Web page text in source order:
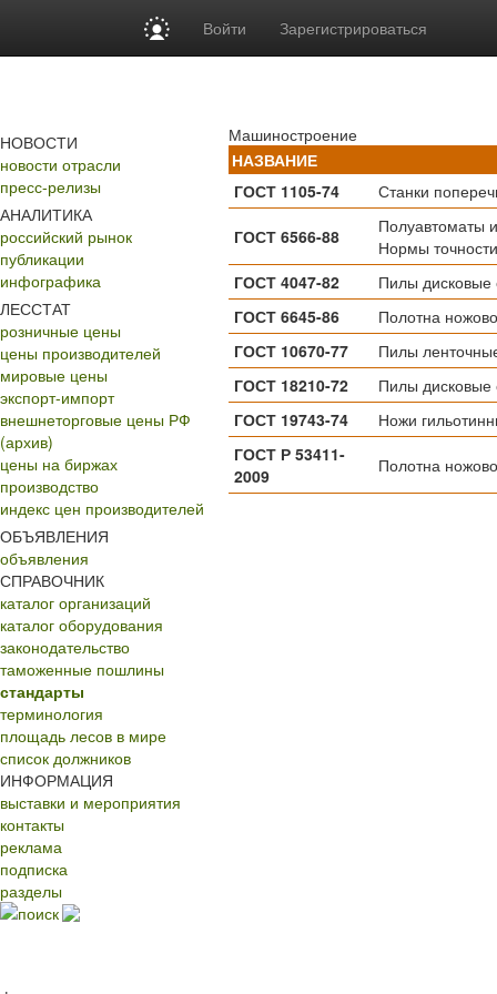
Войти Зарегистрироваться
НОВОСТИ
новости отрасли
пресс-релизы
АНАЛИТИКА
российский рынок
публикации
инфографика
ЛЕССТАТ
розничные цены
цены производителей
мировые цены
экспорт-импорт
внешнеторговые цены РФ
(архив)
цены на биржах
производство
индекс цен производителей
ОБЪЯВЛЕНИЯ
объявления
СПРАВОЧНИК
каталог организаций
каталог оборудования
законодательство
таможенные пошлины
стандарты
терминология
площадь лесов в мире
список должников
ИНФОРМАЦИЯ
выставки и мероприятия
контакты
реклама
подписка
разделы
поиск
Машиностроение
НАЗВАНИЕ
ГОСТ 1105-74
Станки
ГОСТ 6566-88
Полуавтоматы
Нормы точности
ГОСТ 4047-82
Пилы дисковые
ГОСТ 6645-86
Полотна
ГОСТ 10670-77
Пилы
ГОСТ 18210-72
Пилы дисковые
ГОСТ 19743-74
Ножи
ГОСТ Р 53411-
2009
Полотна